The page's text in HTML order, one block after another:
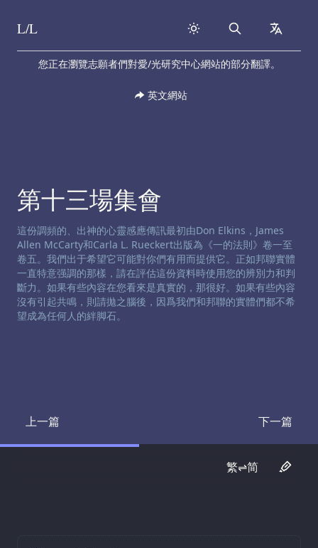
Skip to content
L/L Search
您正在瀏覽志願者們對愛/光研究中心網站的部分翻譯。
英文網站
第十三場集會
渠道免责声明:
這份調頻的、出神的心靈感應傳訊最初由Don Elkins，James
Allen McCarty和Carla L. Rueckert出版為《一的法則》卷一至
卷五。我們出于希望它可能對你們有用而提供它。正如邦聯實體
一直特意强調的那樣，請在評估這份資料時使用您的辨別力和判
斷力。如果有些內容在您看來是真實的，那很好。如果有些內容
沒有引起共鳴，則請拋之腦後，因爲我們和邦聯的實體們都不希
望成為任何人的絆脚石。
上一篇
Transcript 下一篇
Transcript
繁⇌简